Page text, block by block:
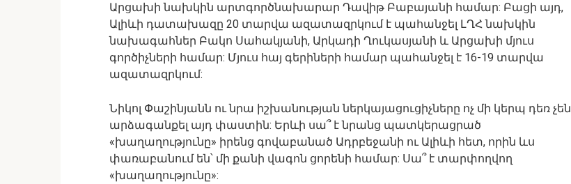
Արցախի նախկին արտգործնախարար Դավիթ Բաբայանի համար: Բացի այդ,
Ալիևի դատախազը 20 տարվա ազատազրկում է պահանջել ԼՂՀ նախկին
նախագահներ Բակո Սահակյանի, Արկադի Ղուկասյանի և Արցախի մյուս
գործիչների համար: Մյուս հայ գերիների համար պահանջել է 16-19 տարվա
ազատազրկում:
Նիկոլ Փաշինյանն ու նրա իշխանության ներկայացուցիչները ոչ մի կերպ դեռ չեն
արձագանքել այդ փաստին: Երևի սա՞ է նրանց պատկերացրած
«խաղաղությունը» իրենց գովաբանած Ադրբեջանի ու Ալիևի հետ, որին ևս
փառաբանում են՝ մի քանի վագոն ցորենի համար: Սա՞ է տարփողվող
«խաղաղությունը»: